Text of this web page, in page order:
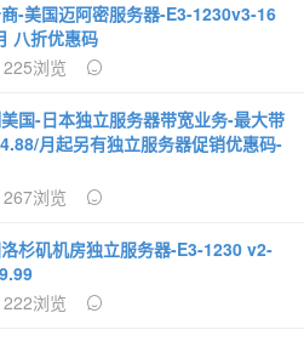
-美国迈阿密服务器-E3-1230v3-16
八折优惠码
225浏览
国-日本独立服务器带宽业务-最大带
月起另有独立服务器促销优惠码-
267浏览
杉矶机房独立服务器-E3-1230 v2-
222浏览